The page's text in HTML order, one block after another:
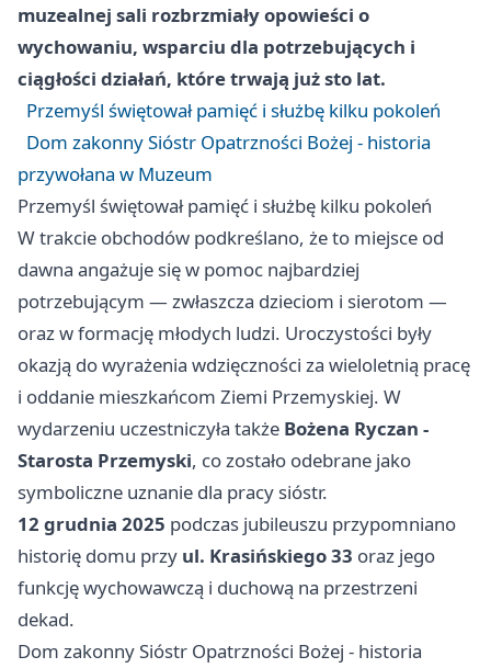
muzealnej sali rozbrzmiały opowieści o
wychowaniu, wsparciu dla potrzebujących i
ciągłości działań, które trwają już sto lat.
Przemyśl świętował pamięć i służbę kilku pokoleń
Dom zakonny Sióstr Opatrzności Bożej - historia
przywołana w Muzeum
Przemyśl świętował pamięć i służbę kilku pokoleń
W trakcie obchodów podkreślano, że to miejsce od
dawna angażuje się w pomoc najbardziej
potrzebującym — zwłaszcza dzieciom i sierotom —
oraz w formację młodych ludzi. Uroczystości były
okazją do wyrażenia wdzięczności za wieloletnią pracę
i oddanie mieszkańcom Ziemi Przemyskiej. W
wydarzeniu uczestniczyła także Bożena Ryczan -
Starosta Przemyski, co zostało odebrane jako
symboliczne uznanie dla pracy sióstr.
12 grudnia 2025 podczas jubileuszu przypomniano
historię domu przy ul. Krasińskiego 33 oraz jego
funkcję wychowawczą i duchową na przestrzeni
dekad.
Dom zakonny Sióstr Opatrzności Bożej - historia